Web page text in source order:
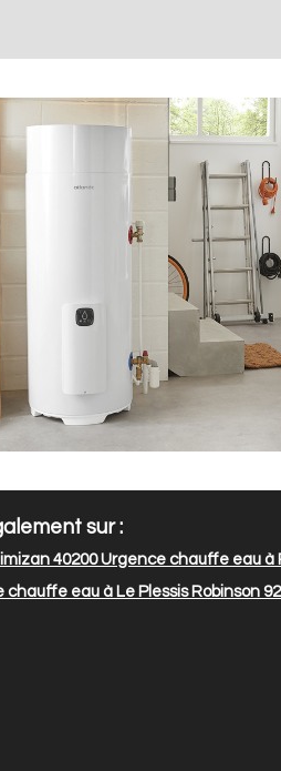
sur :
40200Urgence chauffe eau à
eau à Le Plessis Robinson